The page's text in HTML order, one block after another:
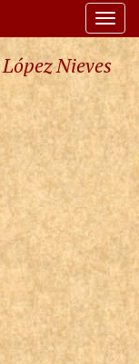
Nieves